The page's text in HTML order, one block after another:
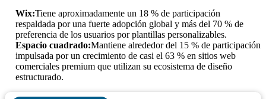
Wix:Tiene aproximadamente un 18 % de participación
respaldada por una fuerte adopción global y más del 70 % de
preferencia de los usuarios por plantillas personalizables.
Espacio cuadrado:Mantiene alrededor del 15 % de participación
impulsada por un crecimiento de casi el 63 % en sitios web
comerciales premium que utilizan su ecosistema de diseño
estructurado.